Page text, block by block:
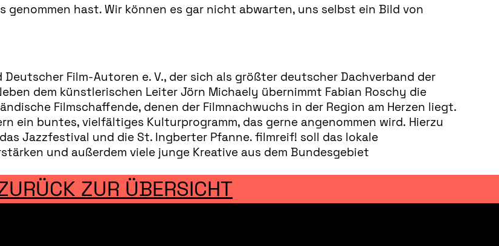
genommen hast. Wir können es gar nicht abwarten, uns selbst ein Bild von
Film-Autoren e. V., der sich als größter deutscher Dachverband der
dem künstlerischen Leiter Jörn Michaely übernimmt Fabian Roschy die
Filmschaffende, denen der Filmnachwuchs in der Region am Herzen liegt.
ein buntes, vielfältiges Kulturprogramm, das gerne angenommen wird. Hierzu
Jazzfestival und die St. Ingberter Pfanne. filmreif! soll das lokale
und außerdem viele junge Kreative aus dem Bundesgebiet
ZUR ÜBERSICHT